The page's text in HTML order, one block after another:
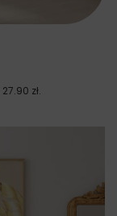
27.90 zł.